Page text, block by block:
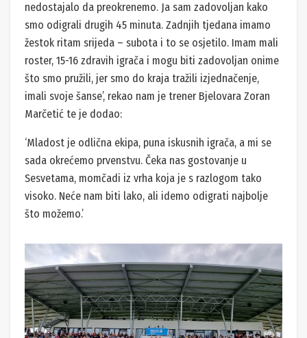
nedostajalo da preokrenemo. Ja sam zadovoljan kako
smo odigrali drugih 45 minuta. Zadnjih tjedana imamo
žestok ritam srijeda – subota i to se osjetilo. Imam mali
roster, 15-16 zdravih igrača i mogu biti zadovoljan onime
što smo pružili, jer smo do kraja tražili izjednačenje,
imali svoje šanse’, rekao nam je trener Bjelovara Zoran
Marčetić te je dodao:
‘Mladost je odlična ekipa, puna iskusnih igrača, a mi se
sada okrećemo prvenstvu. Čeka nas gostovanje u
Sesvetama, momčadi iz vrha koja je s razlogom tako
visoko. Neće nam biti lako, ali idemo odigrati najbolje
što možemo.’